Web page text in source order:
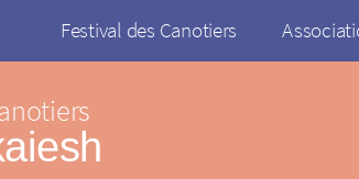
Festival des Canotiers